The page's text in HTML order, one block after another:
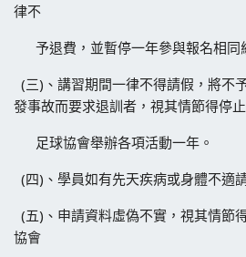
律不
予退費，並暫停一年參與報名相同
(三)、講習期間一律不得請假，將不
發事故而要求退訓者，視其情節得停
足球協會舉辦各項活動一年。
(四)、學員如有先天疾病或身體不適
(五)、申請資料虛偽不實，視其情節
協會